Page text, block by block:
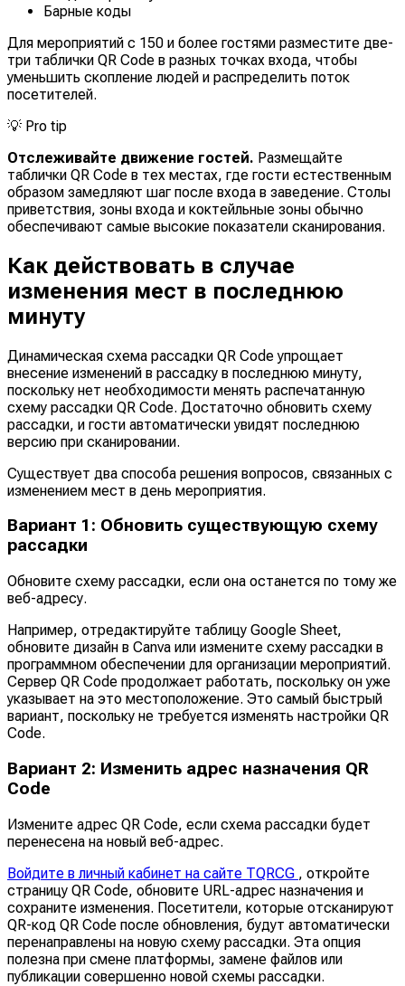
Барные коды
Для мероприятий с 150 и более гостями разместите две-
три таблички QR Code в разных точках входа, чтобы
уменьшить скопление людей и распределить поток
посетителей.
💡 Pro tip
Отслеживайте движение гостей. Размещайте
таблички QR Code в тех местах, где гости естественным
образом замедляют шаг после входа в заведение. Столы
приветствия, зоны входа и коктейльные зоны обычно
обеспечивают самые высокие показатели сканирования.
Как действовать в случае
изменения мест в последнюю
минуту
Динамическая схема рассадки QR Code упрощает
внесение изменений в рассадку в последнюю минуту,
поскольку нет необходимости менять распечатанную
схему рассадки QR Code. Достаточно обновить схему
рассадки, и гости автоматически увидят последнюю
версию при сканировании.
Существует два способа решения вопросов, связанных с
изменением мест в день мероприятия.
Вариант 1: Обновить существующую схему
рассадки
Обновите схему рассадки, если она останется по тому же
веб-адресу.
Например, отредактируйте таблицу Google Sheet,
обновите дизайн в Canva или измените схему рассадки в
программном обеспечении для организации мероприятий.
Сервер QR Code продолжает работать, поскольку он уже
указывает на это местоположение. Это самый быстрый
вариант, поскольку не требуется изменять настройки QR
Code.
Вариант 2: Изменить адрес назначения QR
Code
Измените адрес QR Code, если схема рассадки будет
перенесена на новый веб-адрес.
Войдите в личный кабинет на сайте TQRCG , откройте
страницу QR Code, обновите URL-адрес назначения и
сохраните изменения. Посетители, которые отсканируют
QR-код QR Code после обновления, будут автоматически
перенаправлены на новую схему рассадки. Эта опция
полезна при смене платформы, замене файлов или
публикации совершенно новой схемы рассадки.